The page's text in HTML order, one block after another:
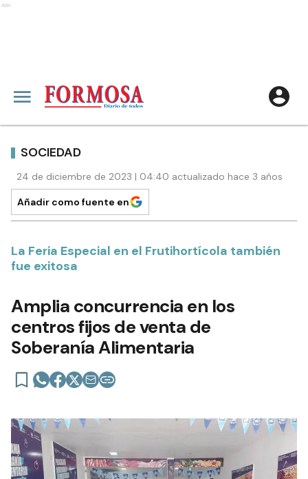
Ads
SOCIEDAD
24 de diciembre de 2023 | 04:40 actualizado hace 3 años
Añadir como fuente en
La Feria Especial en el Frutihortícola también
fue exitosa
Amplia concurrencia en los
centros fijos de venta de
Soberanía Alimentaria